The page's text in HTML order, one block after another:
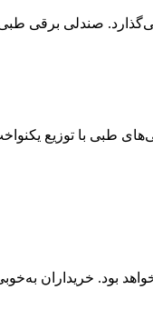
صندلی برقی
طبی با توزیع
بود. خریداران